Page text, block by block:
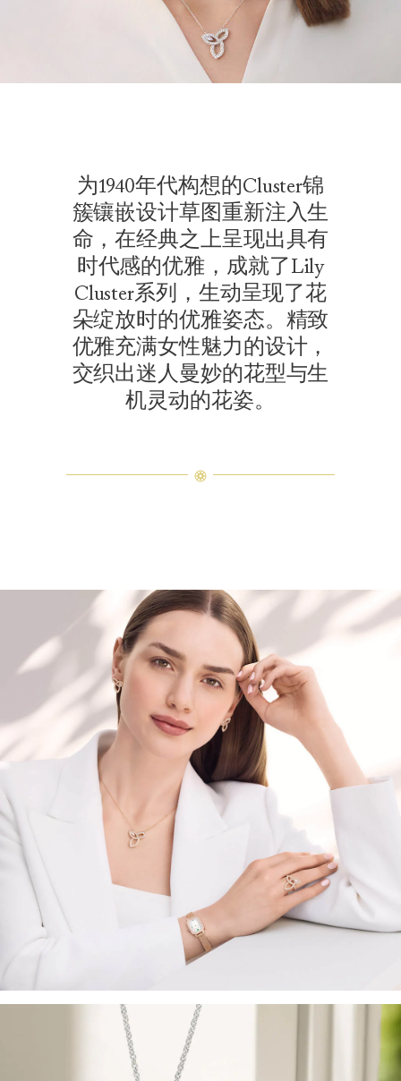
为1940年代构想的Cluster锦
簇镶嵌设计草图重新注入生
命，在经典之上呈现出具有
时代感的优雅，成就了Lily
Cluster系列，生动呈现了花
朵绽放时的优雅姿态。精致
优雅充满女性魅力的设计，
交织出迷人曼妙的花型与生
机灵动的花姿。